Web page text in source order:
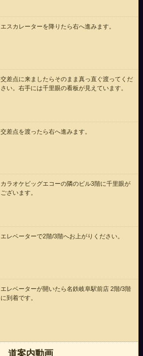
エスカレーターを降りたら右へ進みます。
交差点に来ましたらそのまま真っ直ぐ渡ってくだ
さい。右手には千里眼の看板が見えています。
交差点を渡ったら右へ進みます。
カラオケビッグエコーの隣のビル3階に千里眼が
ございます。
エレベーターで2階/3階へお上がりください。
エレベーターが開いたら名鉄岐阜駅前店 2階/3階
に到着です。
道案内動画